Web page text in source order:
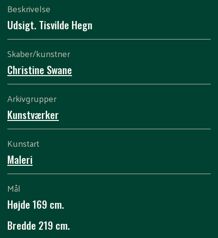
Beskrivelse
Udsigt. Tisvilde Hegn
Skaber/kunstner
Christine Swane
Arkivgrupper
Kunstværker
Kunstart
Maleri
Mål
Højde 169 cm.
Bredde 219 cm.